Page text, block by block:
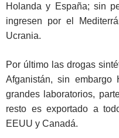
Holanda y España; sin
ingresen por el
Ucrania.
Por último las drogas
Afganistán, sin embargo
grandes laboratorios,
resto es exportado a
EEUU y Canadá.